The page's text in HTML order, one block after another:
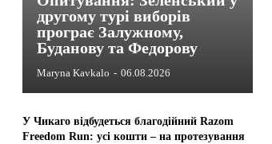
другому турі виборів
програє Залужному,
Буданову та Федорову
Maryna Kavkalo - 06.08.2026
У Чикаго відбудеться благодійний Razom
Freedom Run: усі кошти – на протезування